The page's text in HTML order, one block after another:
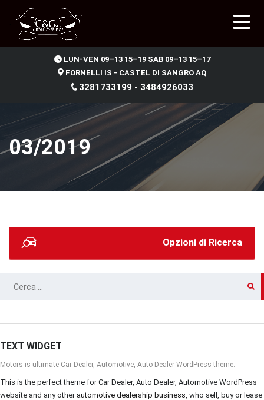
LUN-VEN 09–13 15–19 SAB 09–13 15–17
FORNELLI IS - CASTEL DI SANGRO AQ
3281733199 - 3484926033
03/2019
Opzioni di Ricerca
RICERCA
TEXT WIDGET
Motors is ultimate Car Dealer, Automotive, Auto Dealer WordPress theme.
This is the perfect theme for Car Dealer, Auto Dealer, Automotive WordPress
website and any other automotive dealership business, who sell, buy or lease